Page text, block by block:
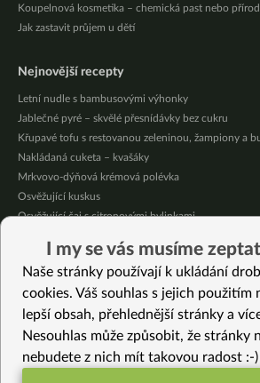
Koupelnová kosmetika – chemická past nebo
Jak zastavit průjem u dětí
Nejnovější recepty
Letní nudle s bambusovými výhonky
Jablečné pyré – skvělé přesnídávky bez cukru
Křupavé tofu s restovanou zeleninou, žampiony a
Nakládaná cuketa – kvašáky
Mrkvovo-dýňová krémová polévka
Osvěžující kuskus
Osvěžující čaj s citronovými bylinkami
Čokoládové muffiny s mangovým krémem
Meruňky a jablka v citrónovém želé
Vybrané recepty
Hladká jáhlová kaše s čokoládou, skořicí a pistáciemi
Italský těstovinový salát
I my se vás musíme
Naše stránky používají k ukládání
cookies. Váš souhlas s jejich použitím
lepší obsah, přehlednější stránky a
Nesouhlas může způsobit, že stránky
nebudete z nich mít takovou radost :-)